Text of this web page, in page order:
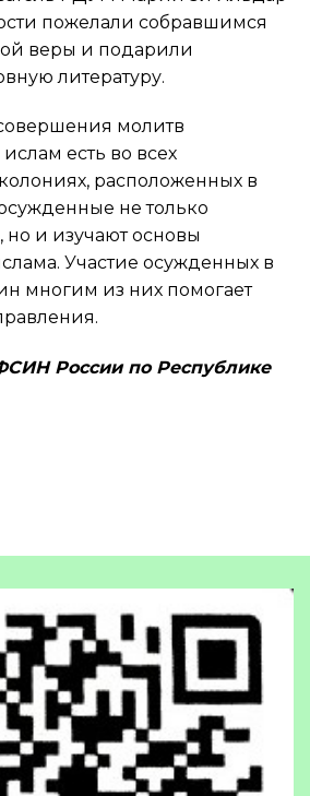
пожелали собравшимся
веры и подарили
литературу.
молитв
есть во всех
расположенных в
не только
и изучают основы
Участие осужденных в
многим из них помогает
России по Республике